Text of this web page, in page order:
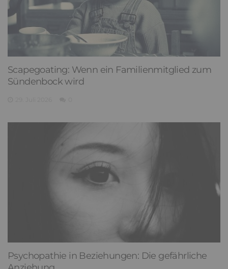
Scapegoating: Wenn ein Familienmitglied zum
Sündenbock wird
Psychopathie in Beziehungen: Die gefährliche